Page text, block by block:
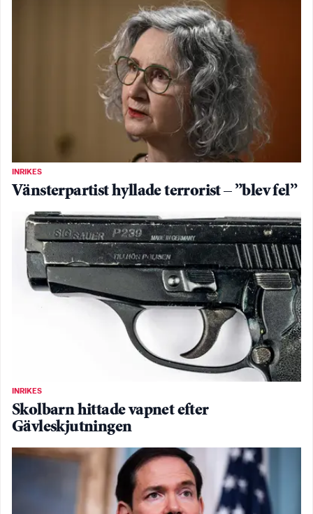
INRIKES
Vänsterpartist hyllade terrorist – ”blev fel”
INRIKES
Skolbarn hittade vapnet efter
Gävleskjutningen